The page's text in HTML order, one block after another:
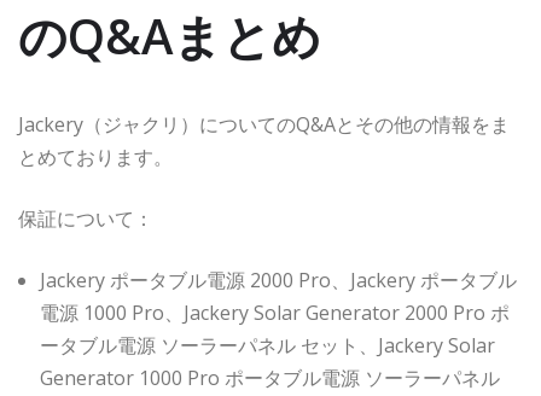
のQ&Aまとめ
Jackery（ジャクリ）についてのQ&Aとその他の情報をま
とめております。
保証について：
Jackery ポータブル電源 2000 Pro、Jackery ポータブル
電源 1000 Pro、Jackery Solar Generator 2000 Pro ポ
ータブル電源 ソーラーパネル セット、Jackery Solar
Generator 1000 Pro ポータブル電源 ソーラーパネル